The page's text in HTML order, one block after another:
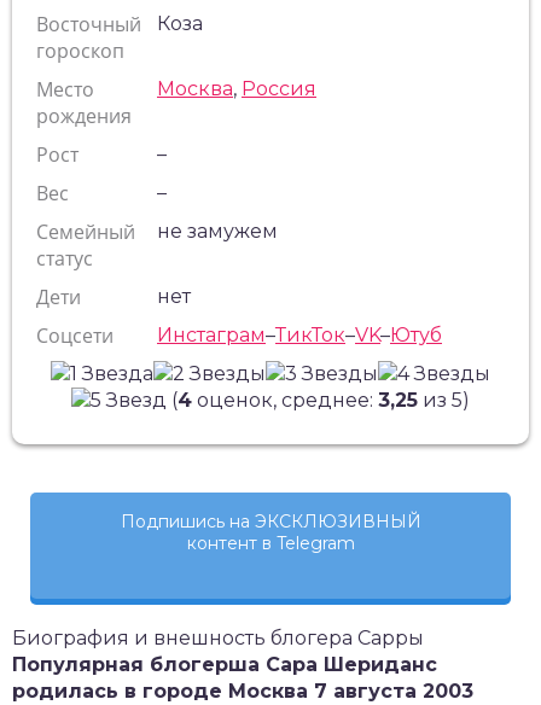
Восточный
гороскоп
Коза
Место
рождения
Москва, Россия
Рост –
Вес –
Семейный
статус
не замужем
Дети нет
Соцсети Инстаграм–ТикТок–VK–Ютуб
(4 оценок, среднее: 3,25 из 5)
Подпишись на ЭКСКЛЮЗИВНЫЙ
контент в Telegram
Биография и внешность блогера Сарры
Популярная блогерша Сара Шериданс
родилась в городе Москва 7 августа 2003